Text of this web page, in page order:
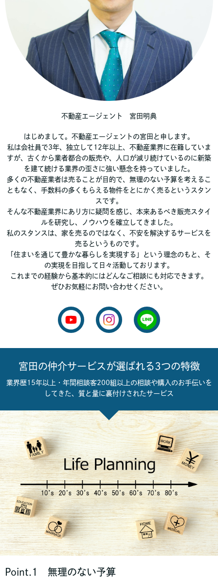
不動産エージェント 宮田明典
はじめまして。不動産エージェントの宮田と申します。
私は会社員で3年、独立して12年以上、不動産業界に在籍していま
すが、古くから業者都合の販売や、人口が減り続けているのに新築
を建て続ける業界の歪さに強い懸念を持っていました。
多くの不動産業者は売ることが目的で、無理のない予算を考えるこ
ともなく、手数料の多くもらえる物件をとにかく売るというスタン
スです。
そんな不動産業界にあり方に疑問を感じ、本来あるべき販売スタイ
ルを研究し、ノウハウを確立してきました。
私のスタンスは、家を売るのではなく、不安を解決するサービスを
売るというものです。
「住まいを通じて豊かな暮らしを実現する」という理念のもと、そ
の実現を目指して日々活動しております。
これまでの経験から基本的にはどんなご相談にも対応できます。
ぜひお気軽にお問い合わせください。
宮田の仲介サービスが選ばれる3つの特徴
業界歴15年以上・年間相談客200組以上の相談や購入のお手伝いを
してきた、質と量に裏付けされたサービス
Point.1 無理のない予算